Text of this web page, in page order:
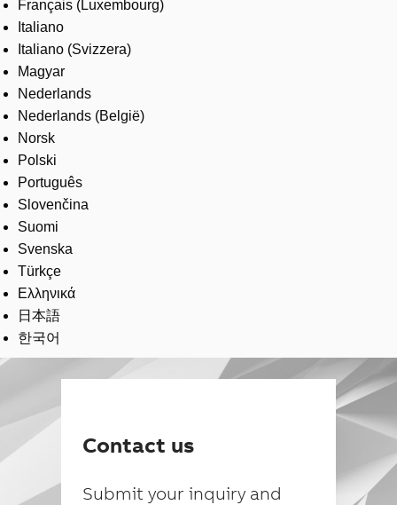
Français (Luxembourg)
Italiano
Italiano (Svizzera)
Magyar
Nederlands
Nederlands (België)
Norsk
Polski
Português
Slovenčina
Suomi
Svenska
Türkçe
Ελληνικά
日本語
한국어
Contact us
Submit your inquiry and